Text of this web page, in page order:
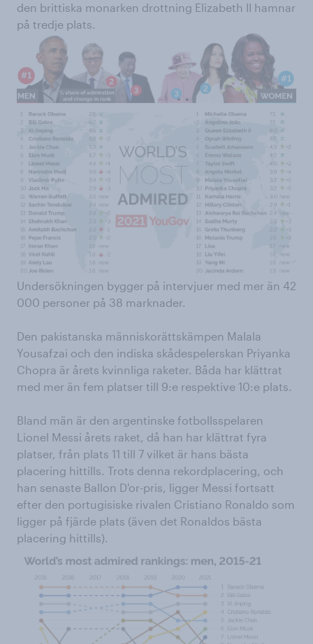
den brittiska monarken drottning Elizabeth II hamnar
på tredje plats.
Undersökningen bygger på intervjuer med mer än 42
000 personer på 38 marknader.
Den pakistanska människorättskämpen Malala
Yousafzai och den indiska skådespelerskan Priyanka
Chopra är årets kvinnliga raketer. Båda har klättrat
med mer än fem platser till 9:e respektive 10:e plats.
Bland män är den argentinske fotbollsspelaren
Lionel Messi årets raket, då han har klättrat fyra
platser, från plats 11 till 7 vilket är hans bästa
placering hittills. Trots denna rekordplacering, och
han senaste Ballon D'or-pris, ligger Messi fortsatt
efter den portugisiske rivalen Cristiano Ronaldo som
ligger på fjärde plats (även det Ronaldos bästa
placering hittills).